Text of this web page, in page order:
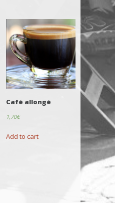
Café allongé
1,70€
Add to cart